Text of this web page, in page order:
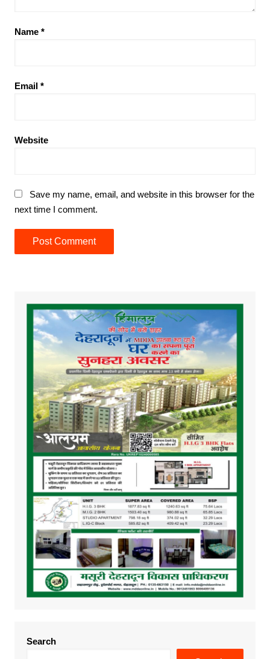
Name *
Email *
Website
Save my name, email, and website in this browser for the
next time I comment.
Search